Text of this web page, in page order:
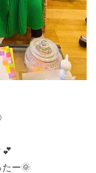
💕
たー🌞